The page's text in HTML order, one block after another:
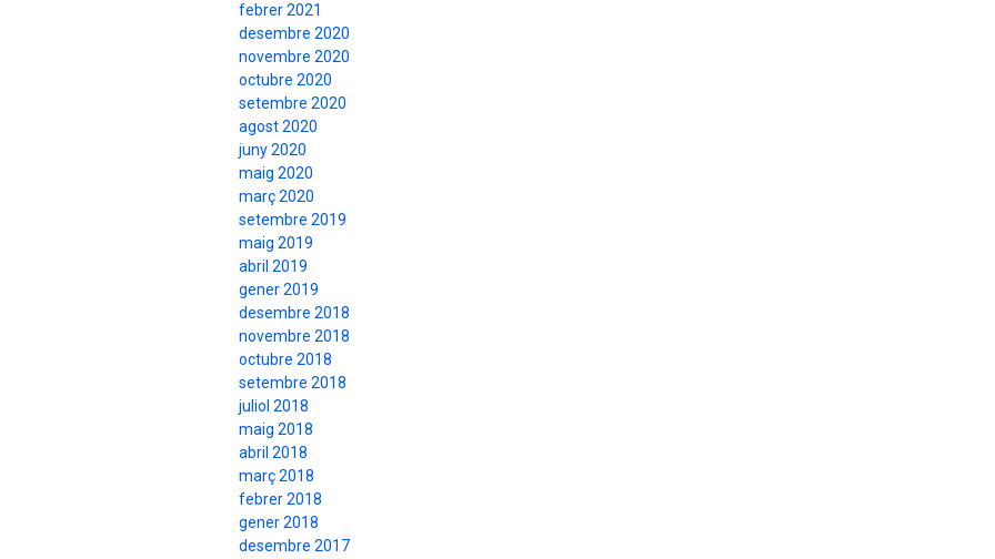
febrer 2021
desembre 2020
novembre 2020
octubre 2020
setembre 2020
agost 2020
juny 2020
maig 2020
març 2020
setembre 2019
maig 2019
abril 2019
gener 2019
desembre 2018
novembre 2018
octubre 2018
setembre 2018
juliol 2018
maig 2018
abril 2018
març 2018
febrer 2018
gener 2018
desembre 2017